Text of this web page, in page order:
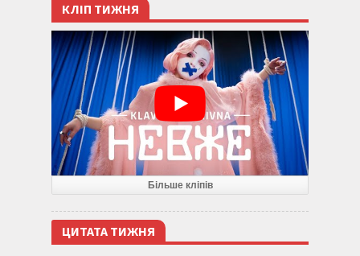
КЛІП ТИЖНЯ
Більше кліпів
ЦИТАТА ТИЖНЯ